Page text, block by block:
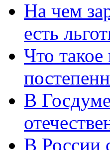
На чем
есть
Что
В
В России